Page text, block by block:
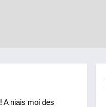
A niais moi des